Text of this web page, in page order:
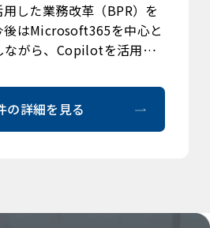
した業務改革（BPR）を
後はMicrosoft365を中心と
ながら、Copilotを活用…
の詳細を見る